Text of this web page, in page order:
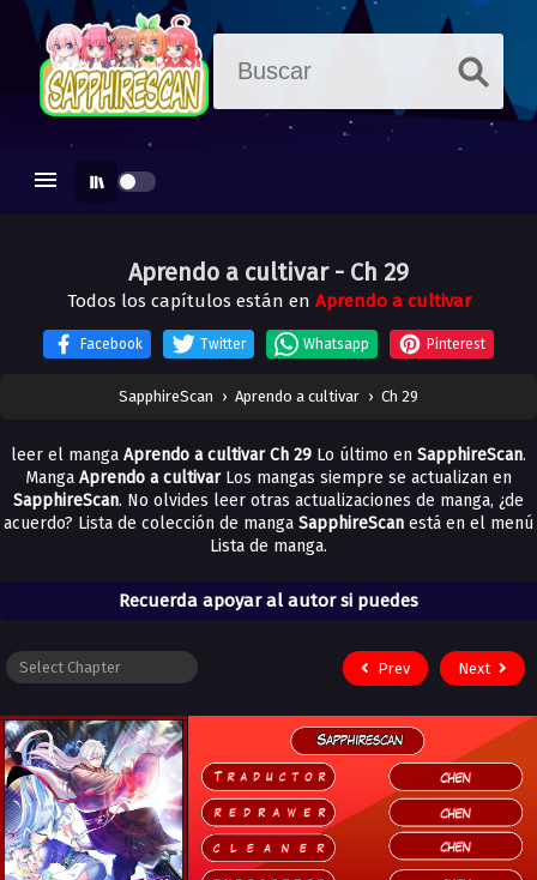
Aprendo a cultivar - Ch 29
Todos los capítulos están en Aprendo a cultivar
Facebook Twitter Whatsapp Pinterest
SapphireScan › Aprendo a cultivar › Ch 29
leer el manga Aprendo a cultivar Ch 29 Lo último en SapphireScan.
Manga Aprendo a cultivar Los mangas siempre se actualizan en
SapphireScan. No olvides leer otras actualizaciones de manga, ¿de
acuerdo? Lista de colección de manga SapphireScan está en el menú
Lista de manga.
Recuerda apoyar al autor si puedes
Prev Next